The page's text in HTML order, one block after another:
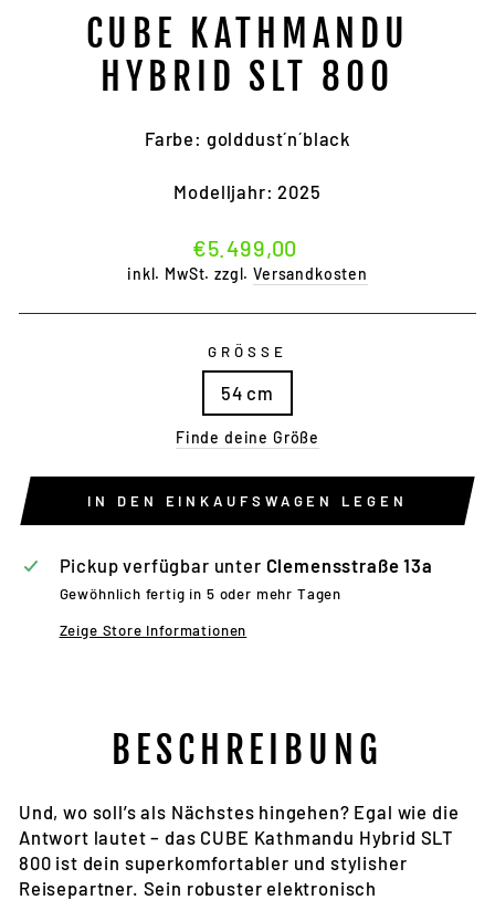
CUBE KATHMANDU
HYBRID SLT 800
Farbe: golddust´n´black
Modelljahr: 2025
Normaler
Preis
€5.499,00
inkl. MwSt. zzgl.Versandkosten
GRÖSSE
54 cm
Finde deine Größe
IN DEN EINKAUFSWAGEN LEGEN
Pickup verfügbar unter Clemensstraße 13a
Gewöhnlich fertig in 5 oder mehr Tagen
Zeige Store Informationen
BESCHREIBUNG
Und, wo soll’s als Nächstes hingehen? Egal wie die
Antwort lautet – das CUBE Kathmandu Hybrid SLT
800 ist dein superkomfortabler und stylisher
Reisepartner. Sein robuster elektronisch